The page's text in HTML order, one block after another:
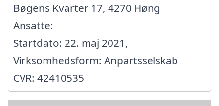
Bøgens Kvarter 17, 4270 Høng
Ansatte:
Startdato: 22. maj 2021,
Virksomhedsform: Anpartsselskab
CVR: 42410535